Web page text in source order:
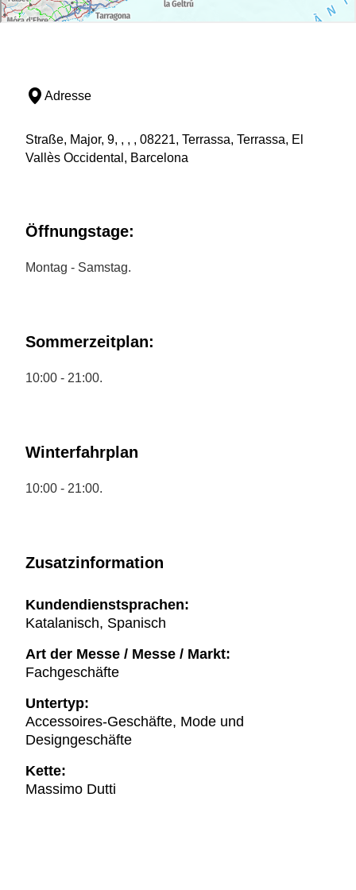
Adresse
Straße, Major, 9, , , , 08221, Terrassa, Terrassa, El
Vallès Occidental, Barcelona
Öffnungstage:
Montag - Samstag.
Sommerzeitplan:
10:00 - 21:00.
Winterfahrplan
10:00 - 21:00.
Zusatzinformation
Kundendienstsprachen:
Katalanisch, Spanisch
Art der Messe / Messe / Markt:
Fachgeschäfte
Untertyp:
Accessoires-Geschäfte, Mode und
Designgeschäfte
Kette:
Massimo Dutti